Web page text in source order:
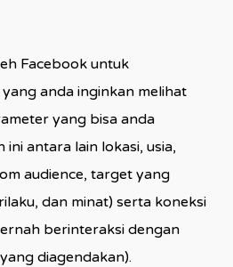
Facebook untuk
anda inginkan melihat
yang bisa anda
antara lain lokasi, usia,
audience, target yang
dan minat) serta koneksi
berinteraksi dengan
diagendakan).